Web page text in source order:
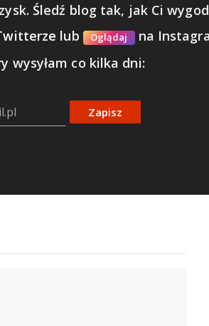
Śledź blog tak, jak Ci
lub Oglądaj na
wysyłam co kilka dni:
Zapisz